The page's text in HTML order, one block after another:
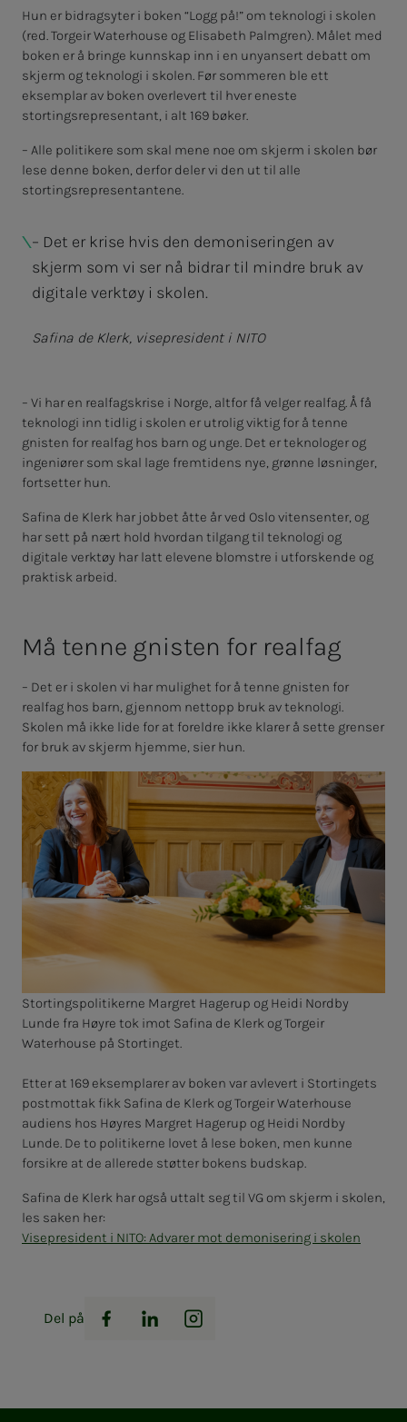
Hun er bidragsyter i boken “Logg på!” om teknologi i skolen
(red. Torgeir Waterhouse og Elisabeth Palmgren). Målet med
boken er å bringe kunnskap inn i en unyansert debatt om
skjerm og teknologi i skolen. Før sommeren ble ett
eksemplar av boken overlevert til hver eneste
stortingsrepresentant, i alt 169 bøker.
– Alle politikere som skal mene noe om skjerm i skolen bør
lese denne boken, derfor deler vi den ut til alle
stortingsrepresentantene.
– Det er krise hvis den demoniseringen av
skjerm som vi ser nå bidrar til mindre bruk av
digitale verktøy i skolen.
Safina de Klerk, visepresident i NITO
– Vi har en realfagskrise i Norge, altfor få velger realfag. Å få
teknologi inn tidlig i skolen er utrolig viktig for å tenne
gnisten for realfag hos barn og unge. Det er teknologer og
ingeniører som skal lage fremtidens nye, grønne løsninger,
fortsetter hun.
Safina de Klerk har jobbet åtte år ved Oslo vitensenter, og
har sett på nært hold hvordan tilgang til teknologi og
digitale verktøy har latt elevene blomstre i utforskende og
praktisk arbeid.
Må ten­­­ne gnis­­­ten for real­­­fag
– Det er i skolen vi har mulighet for å tenne gnisten for
realfag hos barn, gjennom nettopp bruk av teknologi.
Skolen må ikke lide for at foreldre ikke klarer å sette grenser
for bruk av skjerm hjemme, sier hun.
Stortingspolitikerne Margret Hagerup og Heidi Nordby
Lunde fra Høyre tok imot Safina de Klerk og Torgeir
Waterhouse på Stortinget.
Etter at 169 eksemplarer av boken var avlevert i Stortingets
postmottak fikk Safina de Klerk og Torgeir Waterhouse
audiens hos Høyres Margret Hagerup og Heidi Nordby
Lunde. De to politikerne lovet å lese boken, men kunne
forsikre at de allerede støtter bokens budskap.
Safina de Klerk har også uttalt seg til VG om skjerm i skolen,
les saken her:
Visepresident i NITO: Advarer mot demonisering i skolen
Del på
Facebook
LinkedInInstagram